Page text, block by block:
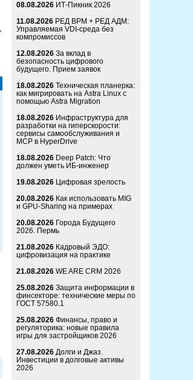
08.08.2026 ИТ-Пикник 2026
11.08.2026 РЕД ВРМ + РЕД АДМ:
Управляемая VDI-среда без
компромиссов
12.08.2026 За вклад в
безопасность цифрового
будущего. Прием заявок
18.08.2026 Техническая планерка:
как мигрировать на Astra Linux с
помощью Astra Migration
18.08.2026 Инфраструктура для
разработки на гиперскорости:
сервисы самообслуживания и
MCP в HyperDrive
18.08.2026 Deep Patch: Что
должен уметь ИБ-инженер
19.08.2026 Цифровая зрелость
20.08.2026 Как использовать MIG
и GPU-Sharing на примерах
20.08.2026 Города Будущего
2026. Пермь
21.08.2026 Кадровый ЭДО:
цифровизация на практике
21.08.2026 WE ARE CRM 2026
25.08.2026 Защита информации в
финсекторе: технические меры по
ГОСТ 57580.1
25.08.2026 Финансы, право и
регуляторика: новые правила
игры для застройщиков 2026
27.08.2026 Долги и Джаз.
Инвестиции в долговые активы
2026